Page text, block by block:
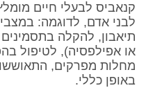
קנאביס לבעלי חיים
לבני אדם, לדוגמה:
תיאבון, להקלה
או אפילפסיה), לטיפול
מחלות מפרקים,
באופן כללי.